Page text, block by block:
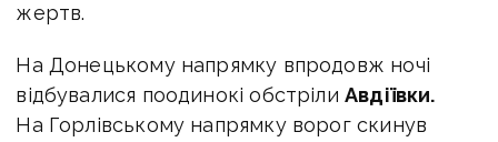
жертв.
На Донецькому напрямку впродовж ночі
відбувалися поодинокі обстріли Авдіївки.
На Горлівському напрямку ворог скинув